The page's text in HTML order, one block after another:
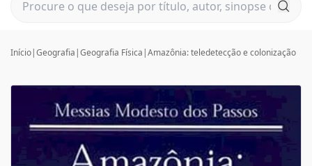
Início|Geografia |Geografia Física |Amazônia: teledetecção e colonização